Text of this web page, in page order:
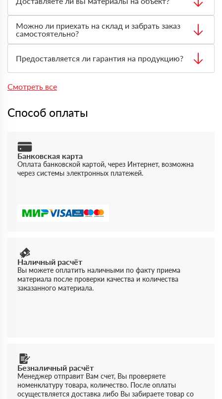
материала, затем оплачиваете заказ на месте.
с учётом адреса, объёма заказа, типа материала и
необходимого транспорта.
Можно ли приехать на склад и забрать заказ
самостоятельно?
оформить заявку через менеджера, чтобы товар
подготовили к выдаче.
Предоставляется ли гарантия на продукцию?
запросу предоставляются документы, подтверждающие
Смотреть все
Способ оплаты
Банковская карта
Оплата банковской картой, через Интернет, возможна
через системы электронных платежей.
Наличный расчёт
Вы можете оплатить наличными по факту приема
материала после проверки качества и количества
заказанного материала.
Безналичный расчёт
Менеджер отправит Вам счет, Вы проверяете
номенклатуру товара, количество. После оплаты
осуществляется доставка либо Вы забираете товар со